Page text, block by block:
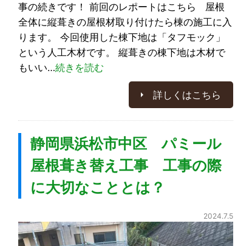
事の続きです！ 前回のレポートはこちら 屋根
全体に縦葺きの屋根材取り付けたら棟の施工に入
ります。 今回使用した棟下地は「タフモック」
という人工木材です。 縦葺きの棟下地は木材で
もいい…続きを読む
詳しくはこちら
静岡県浜松市中区 パミール
屋根葺き替え工事 工事の際
に大切なこととは？
2024.7.5